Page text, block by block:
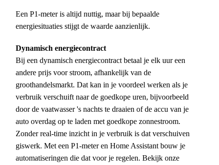
Een P1-meter is altijd nuttig, maar bij bepaalde
energiesituaties stijgt de waarde aanzienlijk.
Dynamisch energiecontract
Bij een dynamisch energiecontract betaal je elk uur een
andere prijs voor stroom, afhankelijk van de
groothandelsmarkt. Dat kan in je voordeel werken als je
verbruik verschuift naar de goedkope uren, bijvoorbeeld
door de vaatwasser 's nachts te draaien of de accu van je
auto overdag op te laden met goedkope zonnestroom.
Zonder real-time inzicht in je verbruik is dat verschuiven
giswerk. Met een P1-meter en Home Assistant bouw je
automatiseringen die dat voor je regelen. Bekijk onze